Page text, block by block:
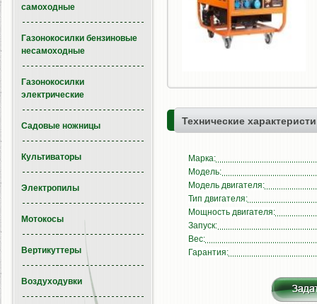
Технические
Марка:
Модель:
Модель двигателя:
Тип двигателя:
Мощность двигателя:
Запуск:
Вес:
Гарантия:
самоходные
Газонокосилки бензиновые
несамоходные
Газонокосилки
электрические
Садовые ножницы
Культиваторы
Электропилы
Мотокосы
Вертикуттеры
Воздуходувки